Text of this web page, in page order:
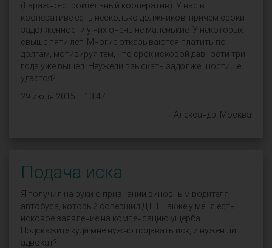
(Гаражно-строительный кооператив). У нас в
кооперативе есть несколько должников, причем сроки
задолженности у них очень не маленькие. У некоторых
свыше пяти лет! Многие отказываются платить по
долгам, мотивируя тем, что срок исковой давности три
года уже вышел. Неужели взыскать задолженности не
удастся?
29 июля 2015 г. 13:47
Александр, Москва
Подача иска
Я получил на руки о признании виновным водителя
автобуса, который совершил ДТП. Также у меня есть
исковое заявление на компенсацию ущерба.
Подскажите куда мне нужно подавать иск, и нужен ли
адвокат?